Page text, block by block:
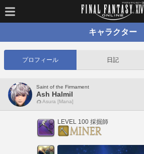
キャラクター
プロフィール 日記
Saint of the Firmament
Ash Halmil
Asura [Mana]
LEVEL 100 採掘師